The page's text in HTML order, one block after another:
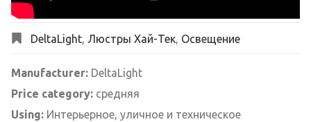
DeltaLight, Люстры Хай-Тек, Освещение
Manufacturer: DeltaLight
Price category: средняя
Using: Интерьерное, уличное и техническое